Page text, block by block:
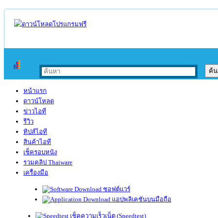
หน้าแรก
ดาวน์โหลด
ข่าวไอที
รีวิว
ทิปส์ไอที
สินค้าไอที
เช็ครอบหนัง
รวมคลิป Thaiware
เครื่องมือ
ซอฟต์แวร์
แอปพลิเคชันบนมือถือ
เช็คความเร็วเน็ต (Speedtest)